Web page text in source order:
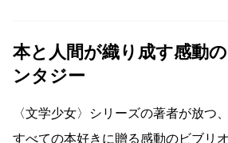
本と人間が織り成す感動
ンタジー
〈文学少女〉シリーズの著者が放つ、
すべての本好きに贈る感動のビブリ